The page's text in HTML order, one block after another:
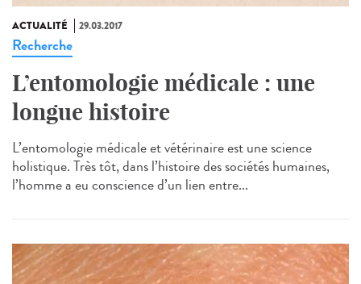
ACTUALITÉ 29.03.2017
Recherche
L’entomologie médicale : une
longue histoire
L’entomologie médicale et vétérinaire est une science
holistique. Très tôt, dans l’histoire des sociétés humaines,
l’homme a eu conscience d’un lien entre...